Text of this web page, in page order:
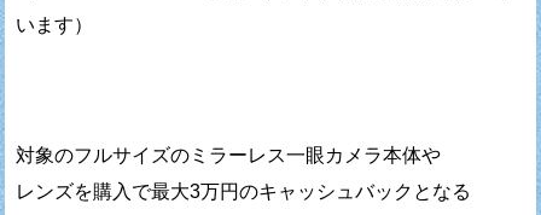
います）
対象のフルサイズのミラーレス一眼カメラ本体や
レンズを購入で最大3万円のキャッシュバックとなる